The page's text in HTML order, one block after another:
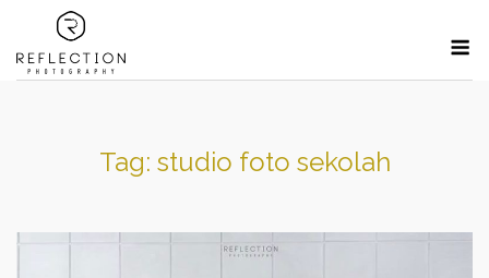
content
Tag: studio foto sekolah